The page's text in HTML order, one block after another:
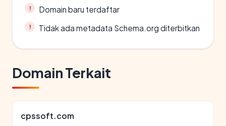
Domain baru terdaftar
Tidak ada metadata Schema.org diterbitkan
Domain Terkait
cpssoft.com